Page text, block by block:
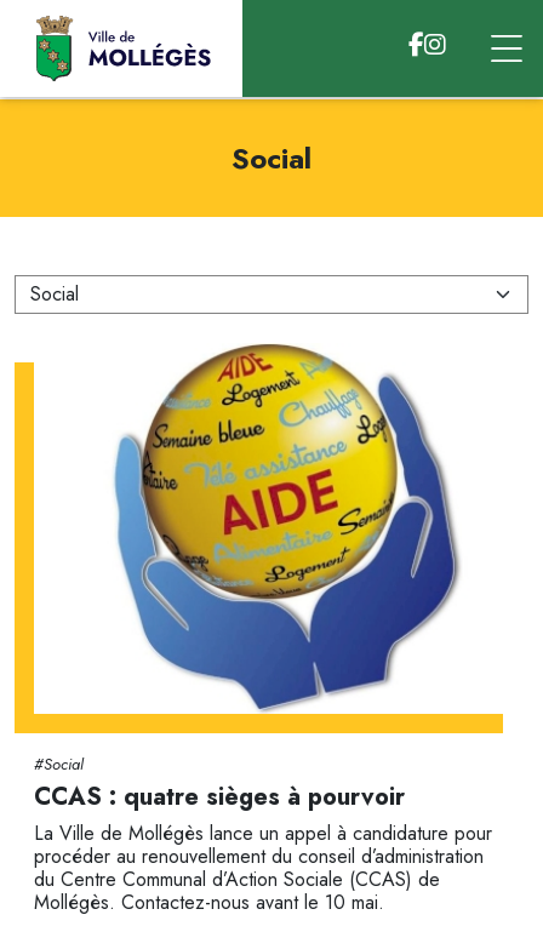
Accéder au contenu
Social
#Social
CCAS : quatre sièges à pourvoir
La Ville de Mollégès lance un appel à candidature pour
procéder au renouvellement du conseil d’administration
du Centre Communal d’Action Sociale (CCAS) de
Mollégès. Contactez-nous avant le 10 mai.